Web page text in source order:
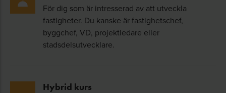
Under dagen möter du experter från olika delar
av samhällsbyggnadssektorn som delar med sig
av sina erfarenheter, analyser och reflektioner
Medverkande:
För dig som är intresserad av att utveckla
fastigheter. Du kanske är fastighetschef,
byggchef, VD, projektledare eller
stadsdelsutvecklare.
Hybrid kurs